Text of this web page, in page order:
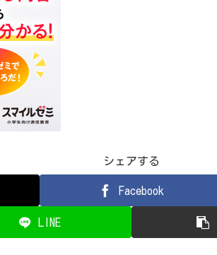
シェアする
Facebook
LINE